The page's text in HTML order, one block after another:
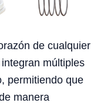
de cualquier
múltiples
permitiendo que
manera